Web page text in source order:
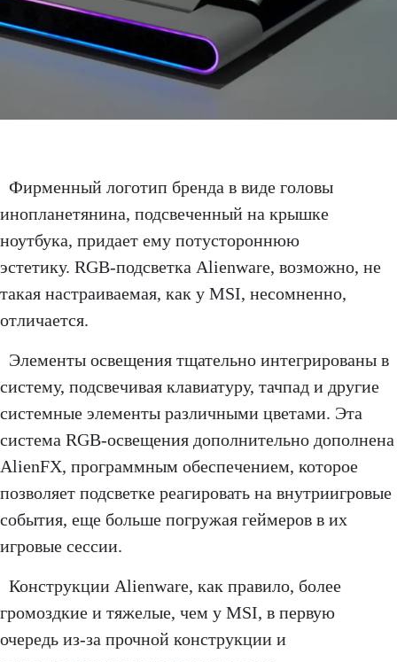
Фирменный логотип бренда в виде головы
инопланетянина, подсвеченный на крышке
ноутбука, придает ему потустороннюю
эстетику. RGB-подсветка Alienware, возможно, не
такая настраиваемая, как у MSI, несомненно,
отличается.
Элементы освещения тщательно интегрированы в
систему, подсвечивая клавиатуру, тачпад и другие
системные элементы различными цветами. Эта
система RGB-освещения дополнительно дополнена
AlienFX, программным обеспечением, которое
позволяет подсветке реагировать на внутриигровые
события, еще больше погружая геймеров в их
игровые сессии.
Конструкции Alienware, как правило, более
громоздкие и тяжелые, чем у MSI, в первую
очередь из-за прочной конструкции и